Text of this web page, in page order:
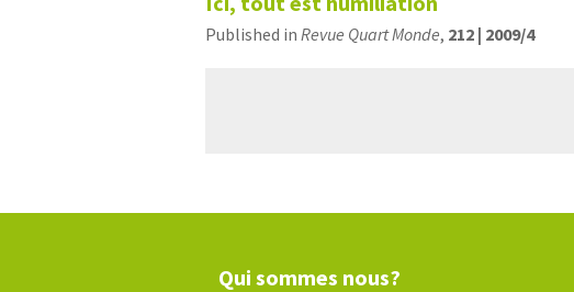
Published in Revue Quart Monde, 212 | 2009/4
Qui sommes nous?